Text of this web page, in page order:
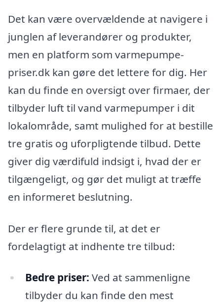
Det kan være overvældende at navigere i
junglen af leverandører og produkter,
men en platform som varmepumpe-
priser.dk kan gøre det lettere for dig. Her
kan du finde en oversigt over firmaer, der
tilbyder luft til vand varmepumper i dit
lokalområde, samt mulighed for at bestille
tre gratis og uforpligtende tilbud. Dette
giver dig værdifuld indsigt i, hvad der er
tilgængeligt, og gør det muligt at træffe
en informeret beslutning.
Der er flere grunde til, at det er
fordelagtigt at indhente tre tilbud:
Bedre priser: Ved at sammenligne
tilbyder du kan finde den mest